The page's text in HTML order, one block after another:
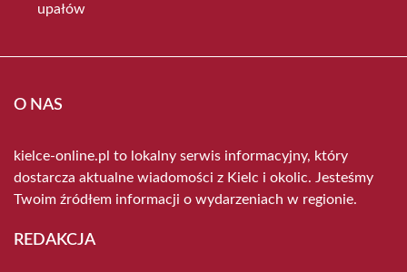
upałów
O NAS
kielce-online.pl to lokalny serwis informacyjny, który
dostarcza aktualne wiadomości z Kielc i okolic. Jesteśmy
Twoim źródłem informacji o wydarzeniach w regionie.
REDAKCJA